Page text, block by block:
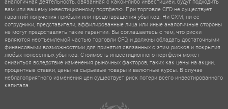
вам или вашему инвестиционному портфелю. При торговле CFD не существует
гарантий получения прибыли или предотвращения убытков. Ни CXM, ни её
сотрудники, представители, аффилированные лица или иные аналогичные стороны
не могут предоставлять такие гарантии. Вы соглашаетесь с тем, что риски
являются неотъемлемой частью торговли CFD, и должны обладать достаточными
финансовыми возможностями для принятия связанных с этим рисков и покрытия
любых понесённых убытков. Стоимость инвестиционного портфеля может
снизиться вследствие изменения рыночных факторов, таких как цены на акции,
процентные ставки, цены на сырьевые товары и валютные курсы. В случае
неблагоприятного изменения цен существует риск потери всего инвестированного
капитала.